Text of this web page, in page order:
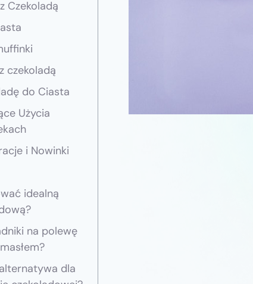
Czekoladą
czekoladą
do Ciasta
Użycia
i Nowinki
idealną
na polewę
dla